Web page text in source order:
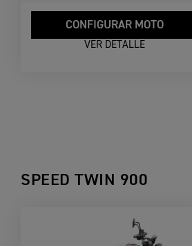
CONFIGURAR MOTO
VER DETALLE
SPEED TWIN 900